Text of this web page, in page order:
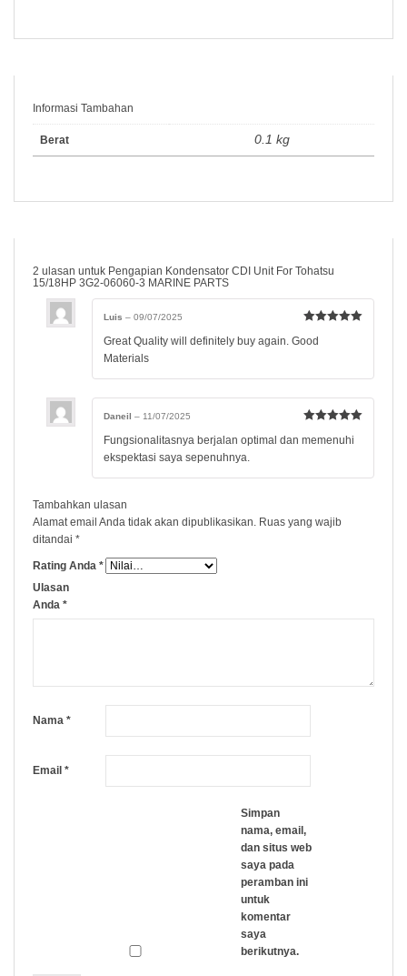
Informasi Tambahan
Berat 0.1 kg
2 ulasan untuk Pengapian Kondensator CDI Unit For Tohatsu
15/18HP 3G2-06060-3 MARINE PARTS
5
Luis – 09/07/2025
Great Quality will definitely buy again. Good
Materials
5
Daneil – 11/07/2025
Fungsionalitasnya berjalan optimal dan memenuhi
ekspektasi saya sepenuhnya.
Tambahkan ulasan
Alamat email Anda tidak akan dipublikasikan. Ruas yang wajib
ditandai *
Rating Anda *
Ulasan
Anda *
Nama *
Email *
Simpan
nama, email,
dan situs web
saya pada
peramban ini
untuk
komentar
saya
berikutnya.